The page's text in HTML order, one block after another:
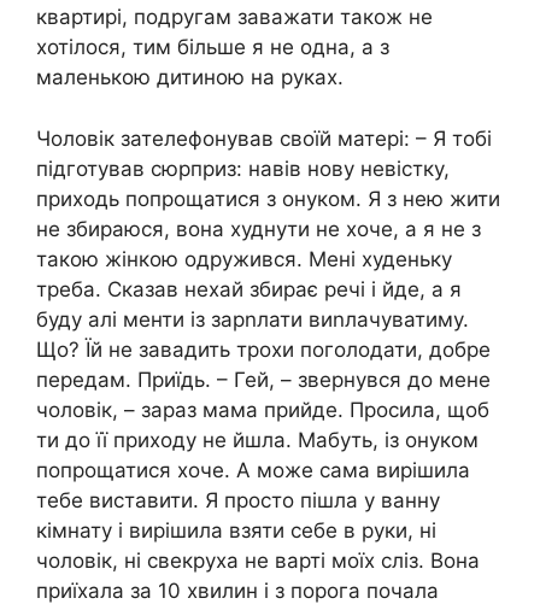
квартирі, подругам заважати також не
хотілося, тим більше я не одна, а з
маленькою дитиною на руках.
Чоловік зателефонував своїй матері: – Я тобі
підготував сюрприз: навів нову невістку,
приходь попрощатися з онуком. Я з нею жити
не збираюся, вона худнути не хоче, а я не з
такою жінкою одружився. Мені худеньку
треба. Сказав нехай збирає речі і йде, а я
буду алі менти із зарnлати виnлачуватиму.
Що? Їй не завадить трохи поголодати, добре
передам. Приїдь. – Гей, – звернувся до мене
чоловік, – зараз мама прийде. Просила, щоб
ти до її приходу не йшла. Мабуть, із онуком
попрощатися хоче. А може сама вирішила
тебе виставити. Я просто пішла у ванну
кімнату і вирішила взяти себе в руки, ні
чоловік, ні свекруха не варті моїх сліз. Вона
приїхала за 10 хвилин і з порога почала